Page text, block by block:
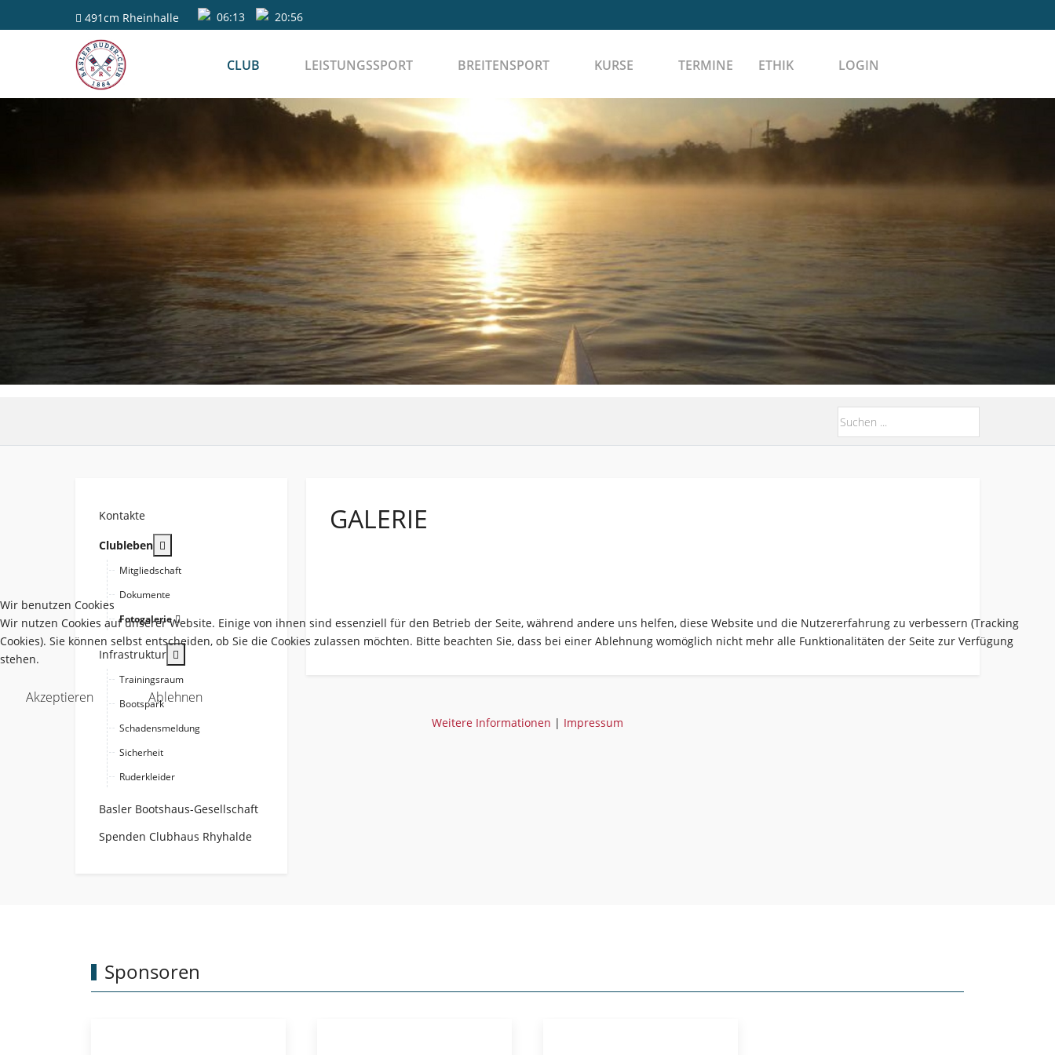
491cm Rheinhalle 06:13 20:56
CLUB LEISTUNGSSPORT BREITENSPORT KURSE TERMINE ETHIK LOGIN
Kontakte
Clubleben
Mitgliedschaft
Dokumente
Fotogalerie
Infrastruktur
Trainingsraum
Bootspark
Schadensmeldung
Sicherheit
Ruderkleider
Basler Bootshaus-Gesellschaft
Spenden Clubhaus Rhyhalde
GALERIE
Sponsoren
Wir benutzen Cookies
Wir nutzen Cookies auf unserer Website. Einige von ihnen sind essenziell für den Betrieb der Seite, während andere uns helfen, diese Website und die Nutzererfahrung zu verbessern (Tracking
Cookies). Sie können selbst entscheiden, ob Sie die Cookies zulassen möchten. Bitte beachten Sie, dass bei einer Ablehnung womöglich nicht mehr alle Funktionalitäten der Seite zur Verfügung
stehen.
Akzeptieren Ablehnen
Weitere Informationen | Impressum